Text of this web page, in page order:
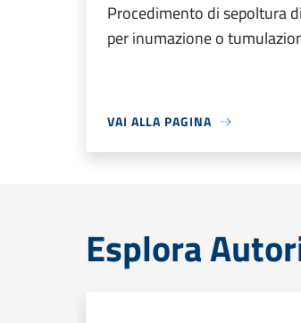
Procedimento di sepoltura
per inumazione o
VAI ALLA PAGINA
Esplora